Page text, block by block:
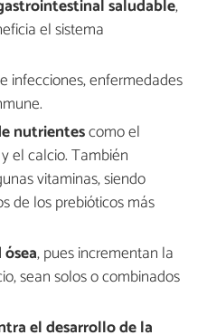
saludable,
el sistema
infecciones, enfermedades
nutrientescomo el
el calcio. También
vitaminas, siendo
de los prebióticos más
, pues incrementan la
sean solos o combinados
el desarrollo de la